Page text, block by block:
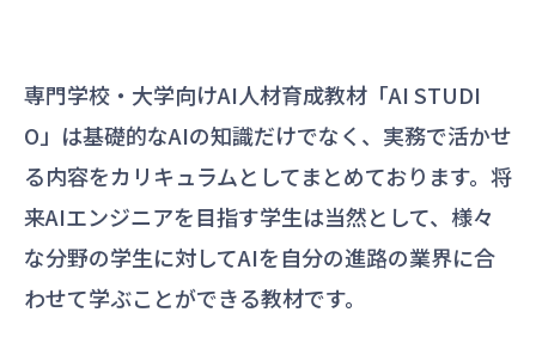
専門学校・大学向けAI人材育成教材「AI STUDI
O」は基礎的なAIの知識だけでなく、実務で活かせ
る内容をカリキュラムとしてまとめております。将
来AIエンジニアを目指す学生は当然として、様々
な分野の学生に対してAIを自分の進路の業界に合
わせて学ぶことができる教材です。